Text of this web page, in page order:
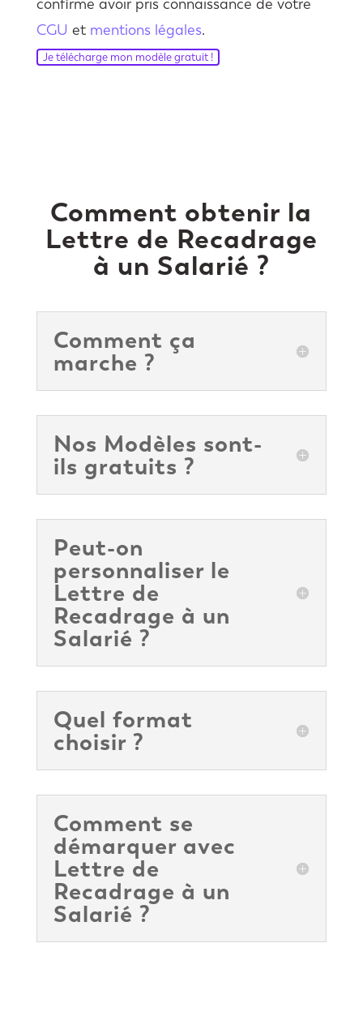
confirme avoir pris connaissance de votre
CGU et mentions légales.
Je télécharge mon modèle gratuit !
Comment obtenir la
Lettre de Recadrage
à un Salarié ?
Comment ça
marche ?
Nos Modèles sont-
ils gratuits ?
Peut-on
personnaliser le
Lettre de
Recadrage à un
Salarié ?
Quel format
choisir ?
Comment se
démarquer avec
Lettre de
Recadrage à un
Salarié ?